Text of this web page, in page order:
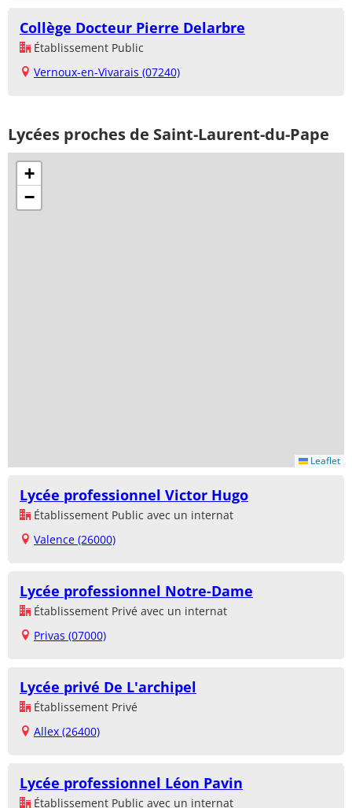
Collège Docteur Pierre Delarbre
Établissement Public
Vernoux-en-Vivarais (07240)
Lycées proches de Saint-Laurent-du-Pape
+
−
Leaflet
Lycée professionnel Victor Hugo
Établissement Public avec un internat
Valence (26000)
Lycée professionnel Notre-Dame
Établissement Privé avec un internat
Privas (07000)
Lycée privé De L'archipel
Établissement Privé
Allex (26400)
Lycée professionnel Léon Pavin
Établissement Public avec un internat